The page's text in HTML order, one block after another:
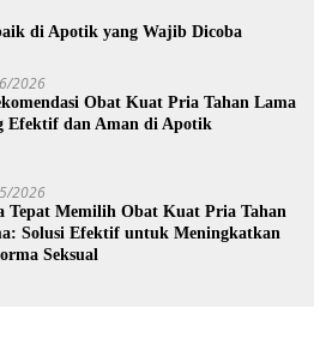
di Apotik yang Wajib Dicoba
2026
Obat Kuat Pria Tahan Lama
Efektif dan Aman di Apotik
2026
Tepat Memilih Obat Kuat Pria Tahan
Solusi Efektif untuk Meningkatkan
Seksual